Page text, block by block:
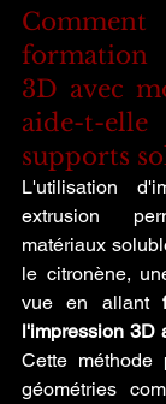
formation
3D avec
aide-t-
supports
L'utilisation
extrusion
matériaux
le citronène,
vue en allant
l'impression 3D
Cette méthode
géométries